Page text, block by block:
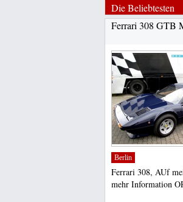
Die Beliebtesten
Ferrari 308 GTB
Berlin
Ferrari 308, AUf
mehr Information